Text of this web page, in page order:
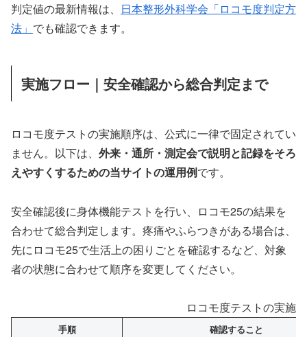
判定値の最新情報は、 日本整形外科学会「ロコモ度判定方
法」 でも確認できます。
実施フロー｜安全確認から総合判定まで
ロコモ度テストの実施順序は、公式に一律で固定されてい
ません。以下は、 外来・通所・測定会で説明と記録をそろ
えやすくするための当サイトの運用例です。
安全確認後に身体機能テストを行い、ロコモ25の結果を
合わせて総合判定します。疼痛やふらつきがある場合は、
先にロコモ25で生活上の困りごとを確認するなど、対象
者の状態に合わせて順序を変更してください。
ロコモ度テストの実施
手順 確認すること